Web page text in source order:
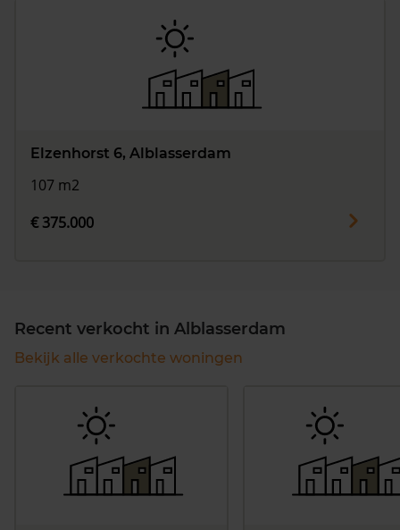
Elzenhorst 6, Alblasserdam
107 m2
€ 375.000
Recent verkocht in Alblasserdam
Bekijk alle verkochte woningen